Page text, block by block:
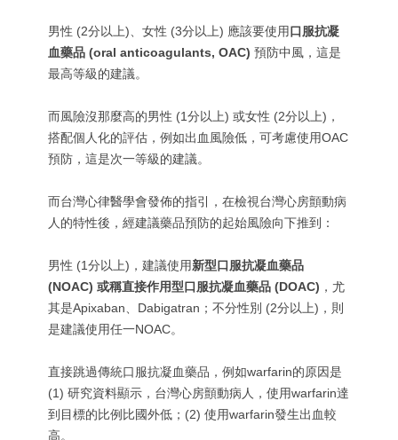
男性 (2分以上)、女性 (3分以上) 應該要使用口服抗凝
血藥品 (oral anticoagulants, OAC) 預防中風，這是
最高等級的建議。
而風險沒那麼高的男性 (1分以上) 或女性 (2分以上)，
搭配個人化的評估，例如出血風險低，可考慮使用OAC
預防，這是次一等級的建議。
而台灣心律醫學會發佈的指引，在檢視台灣心房顫動病
人的特性後，經建議藥品預防的起始風險向下推到：
男性 (1分以上)，建議使用新型口服抗凝血藥品
(NOAC) 或稱直接作用型口服抗凝血藥品 (DOAC) ，尤
其是Apixaban、Dabigatran；不分性別 (2分以上)，則
是建議使用任一NOAC。
直接跳過傳統口服抗凝血藥品，例如warfarin的原因是
(1) 研究資料顯示，台灣心房顫動病人，使用warfarin達
到目標的比例比國外低；(2) 使用warfarin發生出血較
高。